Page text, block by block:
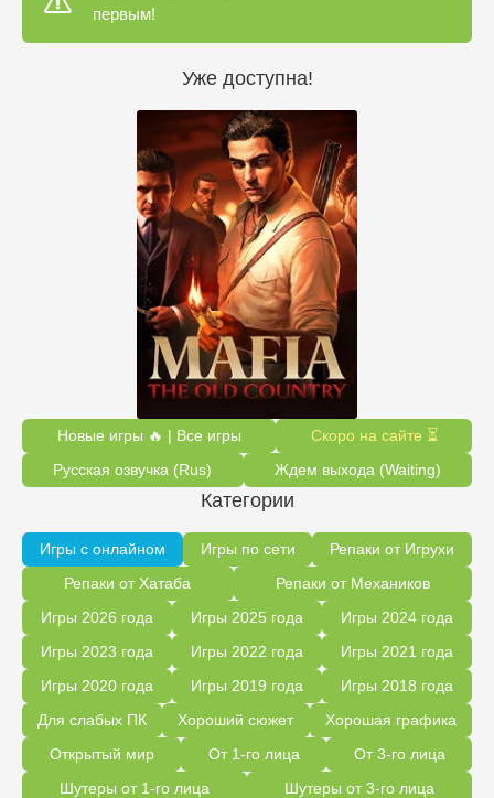
первым!
Уже доступна!
Новые игры 🔥 | Все игры
Скоро на сайте ⏳
Русская озвучка (Rus)
Ждем выхода (Waiting)
Категории
Игры с онлайном Игры по сети
Репаки от Игрухи
Репаки от Хатаба
Репаки от Механиков
Игры 2026 года
Игры 2025 года
Игры 2024 года
Игры 2023 года
Игры 2022 года
Игры 2021 года
Игры 2020 года
Игры 2019 года
Игры 2018 года
Для слабых ПК
Хороший сюжет
Хорошая графика
Открытый мир
От 1-го лица
От 3-го лица
Шутеры от 1-го лица
Шутеры от 3-го лица